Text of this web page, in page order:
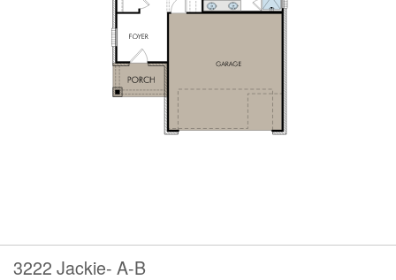
3222 Jackie- A-B